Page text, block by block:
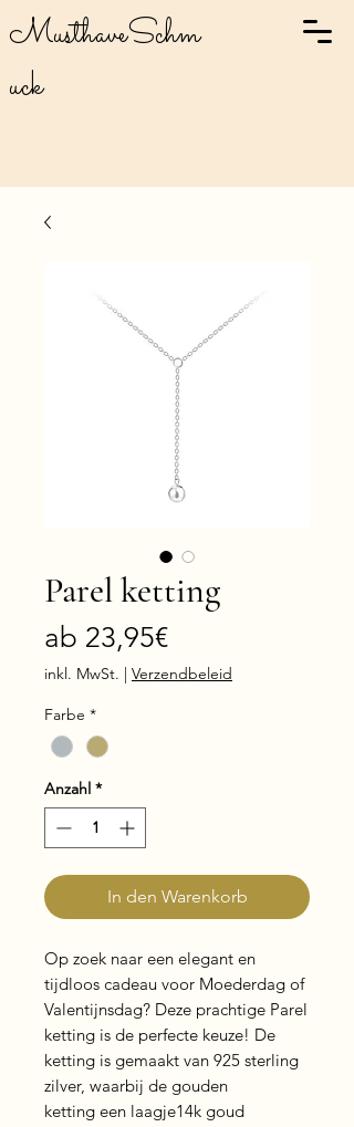
MusthaveSchm
uck
Parel ketting
ab 23,95€Sale-
Preis
inkl. MwSt. | Verzendbeleid
Farbe *
Anzahl *
In den Warenkorb
Op zoek naar een elegant en
tijdloos cadeau voor Moederdag of
Valentijnsdag? Deze prachtige Parel
ketting is de perfecte keuze! De
ketting is gemaakt van 925 sterling
zilver, waarbij de gouden
ketting een laagje14k goud